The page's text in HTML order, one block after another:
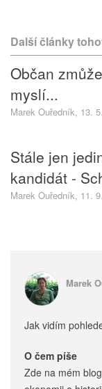
Další články
Občan
myslí...
Marek Ouředník, 13.
Stále jen
kandidát -
Marek Ouředník, 11.
Marek
Jak vidím
O čem píše
Zde na mém